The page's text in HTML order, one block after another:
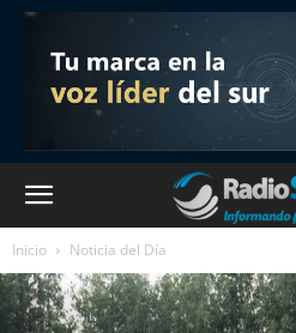
Inicio Noticia del Día